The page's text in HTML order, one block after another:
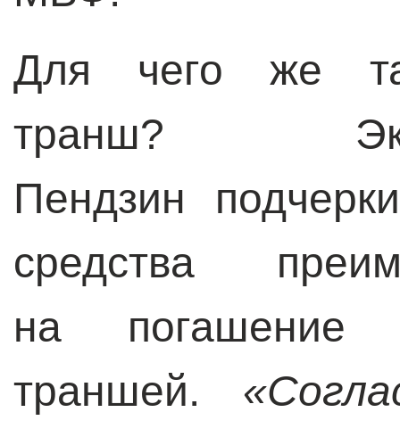
Для чего же
транш?
Пендзин
средства
на погашение
траншей.